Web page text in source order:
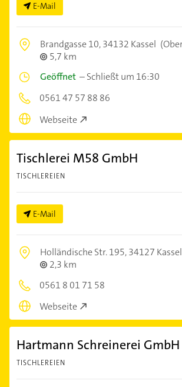
E-Mail
Brandgasse 10,34132 Kassel
5,7 km
Geöffnet –Schließt um 16:30
0561 47 57 88 86
Webseite
Tischlerei M58 GmbH
TISCHLEREIEN
E-Mail
Holländische Str. 195,34127 Kassel
2,3 km
0561 8 01 71 58
Webseite
Hartmann Schreinerei
TISCHLEREIEN